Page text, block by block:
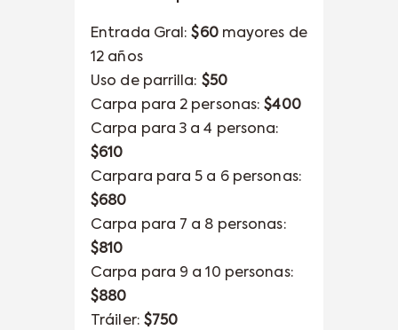
Entrada Gral:$60mayores de
12 años
Uso de parrilla: $50
Carpa para 2 personas:$400
Carpa para 3 a 4 persona:
$610
Carpara para 5 a 6 personas:
$680
Carpa para 7 a 8 personas:
$810
Carpa para 9 a 10 personas:
$880
Tráiler: $750